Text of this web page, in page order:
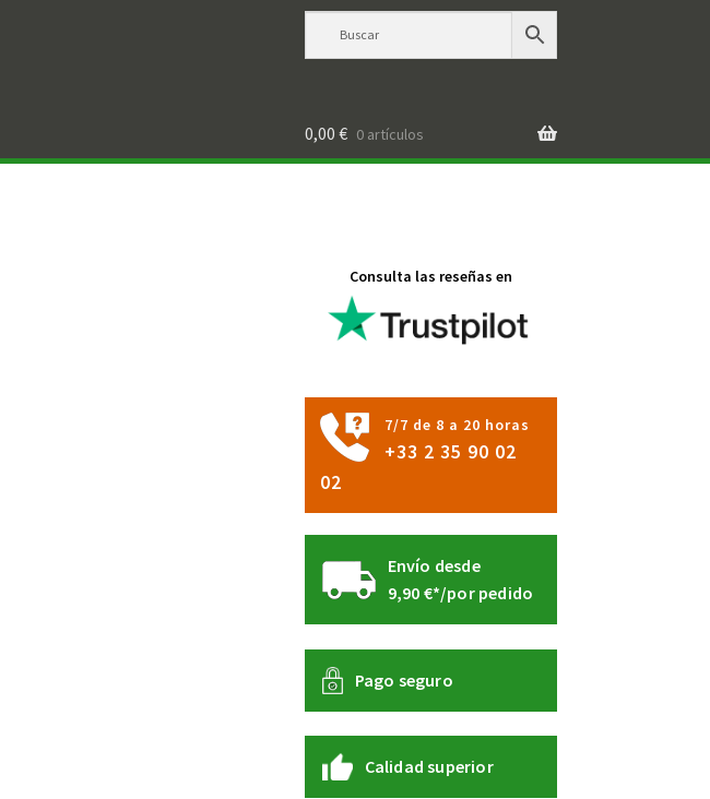
0,00 € 0 artículos
Consulta las reseñas en
7/7 de 8 a 20 horas
+33 2 35 90 02
02
Envío desde
9,90 €*/por pedido
Pago seguro
Calidad superior